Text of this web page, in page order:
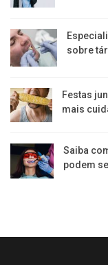
sobre
Festas
mais
Saiba
podem